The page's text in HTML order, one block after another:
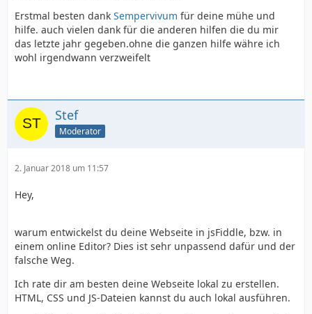
Erstmal besten dank Sempervivum für deine mühe und
hilfe. auch vielen dank für die anderen hilfen die du mir
das letzte jahr gegeben.ohne die ganzen hilfe währe ich
wohl irgendwann verzweifelt
Stef
Moderator
2. Januar 2018 um 11:57
Hey,
warum entwickelst du deine Webseite in jsFiddle, bzw. in
einem online Editor? Dies ist sehr unpassend dafür und der
falsche Weg.
Ich rate dir am besten deine Webseite lokal zu erstellen.
HTML, CSS und JS-Dateien kannst du auch lokal ausführen.